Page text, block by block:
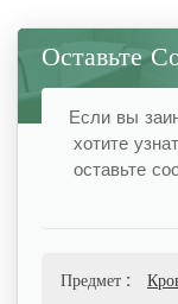
Оставьте
Если вы
хотите
оставьте
Предмет :